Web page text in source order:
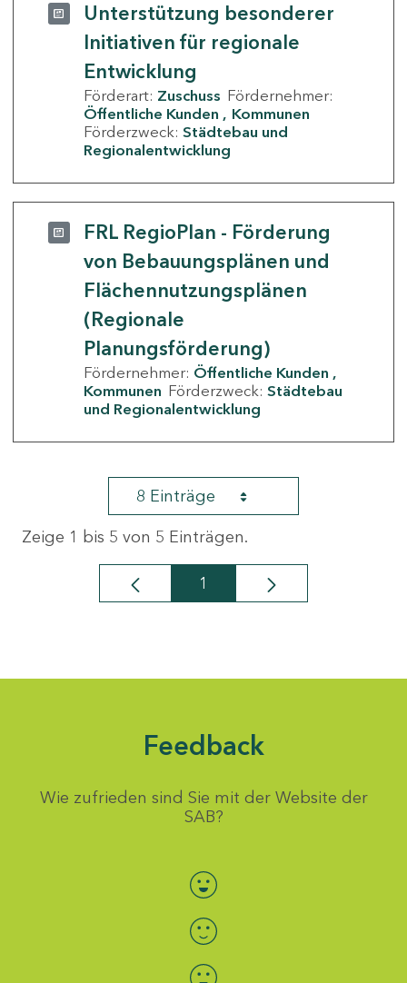
Unterstützung besonderer
Initiativen für regionale
Entwicklung
Förderart: Zuschuss Fördernehmer:
Öffentliche Kunden
Kommunen
Förderzweck: Städtebau und
Regionalentwicklung
FRL RegioPlan - Förderung
von Bebauungsplänen und
Flächennutzungsplänen
(Regionale
Planungsförderung)
Fördernehmer: Öffentliche Kunden
Kommunen Förderzweck: Städtebau
und Regionalentwicklung
8 Einträge
Zeige 1 bis 5 von 5 Einträgen.
Seite
1
Feedback
Wie zufrieden sind Sie mit der Website der
SAB?
Bewertung auswählen